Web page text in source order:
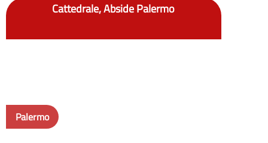
Cattedrale, Abside Palermo
Palermo